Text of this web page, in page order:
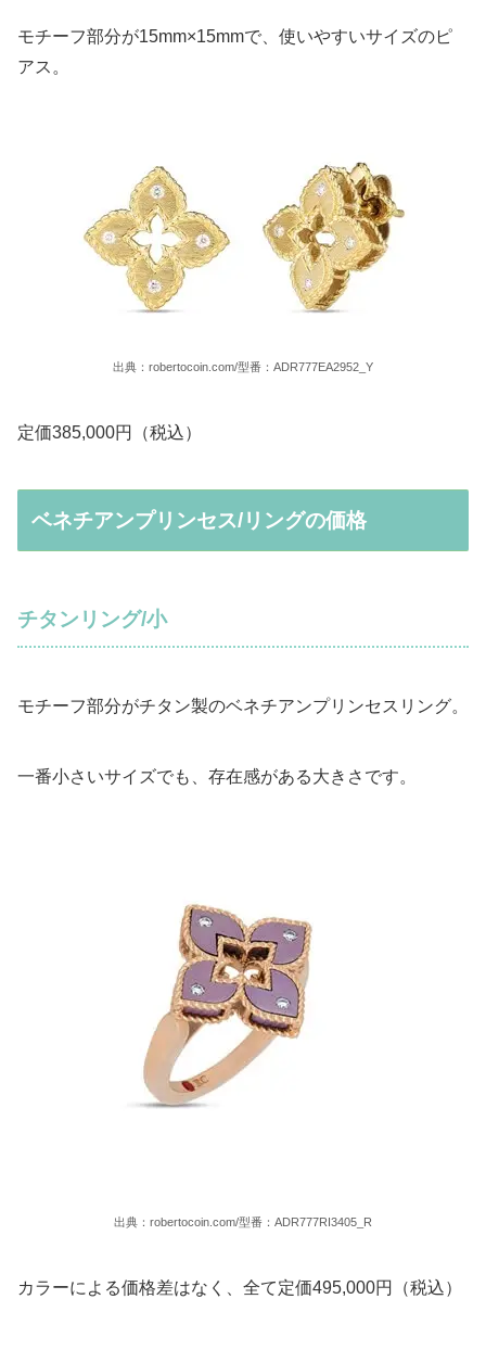
モチーフ部分が15mm×15mmで、使いやすいサイズのピ
アス。
出典：robertocoin.com/型番：ADR777EA2952_Y
定価385,000円（税込）
ベネチアンプリンセス/リングの価格
チタンリング/小
モチーフ部分がチタン製のベネチアンプリンセスリング。
一番小さいサイズでも、存在感がある大きさです。
出典：robertocoin.com/型番：ADR777RI3405_R
カラーによる価格差はなく、全て定価495,000円（税込）